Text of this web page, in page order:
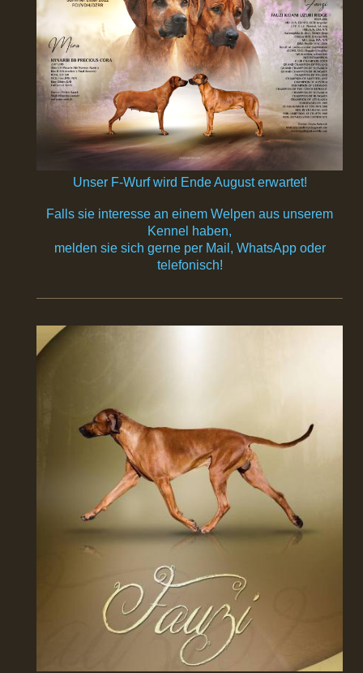
Unser F-Wurf wird Ende August erwartet!
Falls sie interesse an einem Welpen aus unserem
Kennel haben,
melden sie sich gerne per Mail, WhatsApp oder
telefonisch!